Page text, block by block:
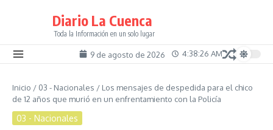
Diario La Cuenca
Toda la Información en un solo lugar
9 de agosto de 2026 4:38:26 AM
Inicio / 03 - Nacionales / Los mensajes de despedida para el chico
de 12 años que murió en un enfrentamiento con la Policía
03 - Nacionales